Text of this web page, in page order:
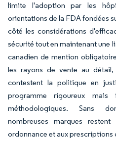
limite l'adoption par les
orientations de la FDA fondées
côté les considérations
sécurité tout en maintenant une
canadien de mention
les rayons de vente au
contestent la politique en
programme rigoureux
méthodologiques. Sans
nombreuses marques
ordonnance et aux prescriptions